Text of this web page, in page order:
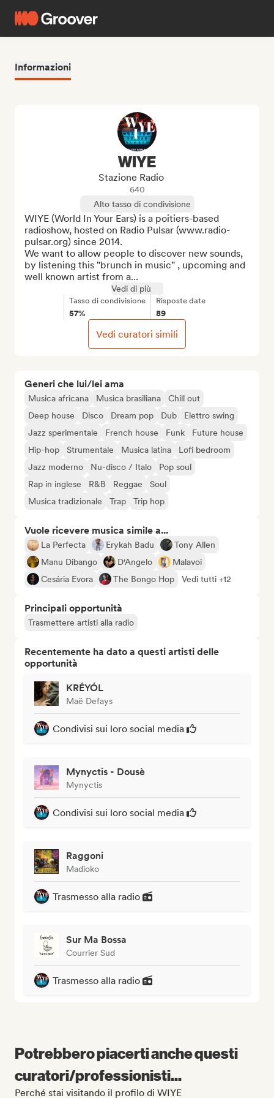
Informazioni
Generi che lui/lei ama
Musica africana Musica brasiliana
Chill out
Deep house
Disco Dream pop Dub
Elettro swing
Jazz sperimentale
French house Funk
Future house
Hip-hop
Strumentale Musica latina
Lofi bedroom
Jazz moderno
Nu-disco / Italo
Pop soul
Rap in inglese
R&B Reggae
Soul
Musica tradizionale
Trap Trip hop
Vuole ricevere musica simile a...
La Perfecta Erykah Badu
Tony Allen
Manu Dibango
D'Angelo
Malavoi
Cesária Evora
The Bongo Hop Vedi tutti +12
Principali opportunità
Trasmettere artisti alla radio
Recentemente ha dato a questi artisti delle
opportunità
KRÉYÓL
Maë Defays
Condivisi sui loro social media
Mynyctis - Dousè
Mynyctis
Condivisi sui loro social media
Raggoni
Madioko
Trasmesso alla radio
Sur Ma Bossa
Courrier Sud
Trasmesso alla radio
WIYE
Stazione Radio
640
Alto tasso di condivisione
WIYE (World In Your Ears) is a poitiers-based
radioshow, hosted on Radio Pulsar (www.radio-
pulsar.org) since 2014.
We want to allow people to discover new sounds,
by listening this "brunch in music" , upcoming and
well known artist from a...
Vedi di più
Tasso di condivisione
57%
Risposte date
89
Vedi curatori simili
Potrebbero piacerti anche questi
curatori/professionisti...
Perché stai visitando il profilo di WIYE